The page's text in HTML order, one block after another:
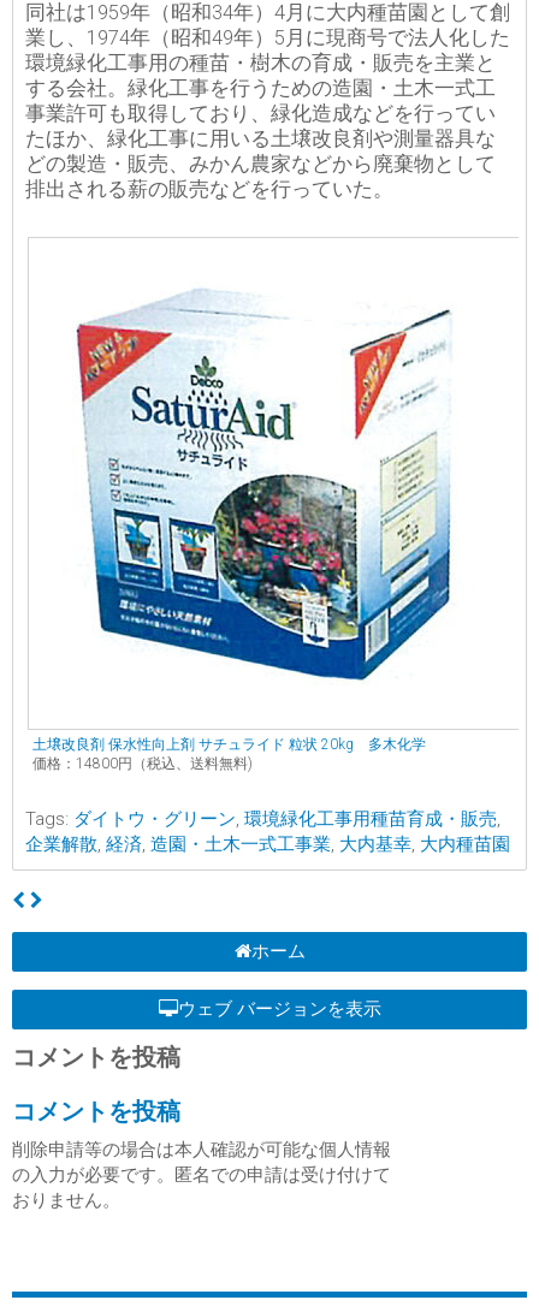
同社は1959年（昭和34年）4月に大内種苗園として創
業し、1974年（昭和49年）5月に現商号で法人化した
環境緑化工事用の種苗・樹木の育成・販売を主業と
する会社。緑化工事を行うための造園・土木一式工
事業許可も取得しており、緑化造成などを行ってい
たほか、緑化工事に用いる土壌改良剤や測量器具な
どの製造・販売、みかん農家などから廃棄物として
排出される薪の販売などを行っていた。
土壌改良剤 保水性向上剤 サチュライド 粒状 20kg 多木化学
価格：14800円（税込、送料無料)
Tags: ダイトウ・グリーン, 環境緑化工事用種苗育成・販売,
企業解散, 経済, 造園・土木一式工事業, 大内基幸, 大内種苗園
ホーム
ウェブ バージョンを表示
コメントを投稿
コメントを投稿
削除申請等の場合は本人確認が可能な個人情報
の入力が必要です。匿名での申請は受け付けて
おりません。